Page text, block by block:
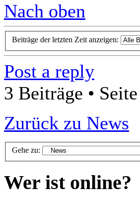
Nach oben
Beiträge der letzten Zeit anzeigen:
Post a reply
3 Beiträge • Seite
Zurück zu News
Gehe zu:
Wer ist online?